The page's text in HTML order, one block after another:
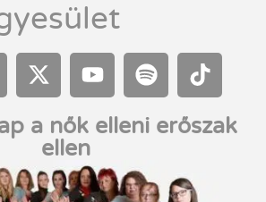
a nők elleni erőszak
ellen